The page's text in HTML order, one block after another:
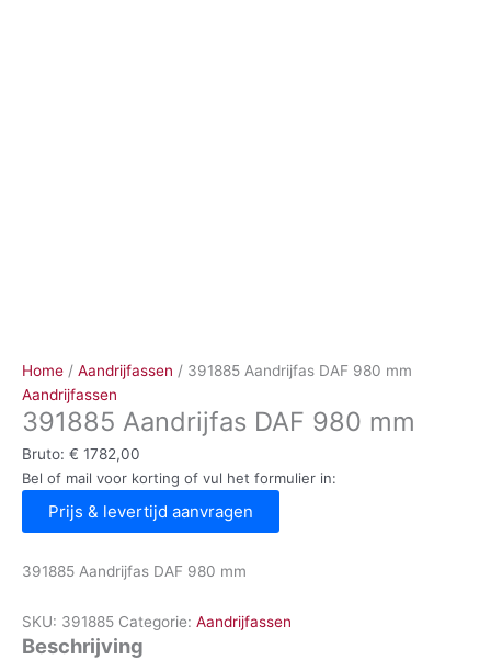
Home / Aandrijfassen / 391885 Aandrijfas DAF 980 mm
Aandrijfassen
391885 Aandrijfas DAF 980 mm
Bruto: € 1782,00
Bel of mail voor korting of vul het formulier in:
Prijs & levertijd aanvragen
391885 Aandrijfas DAF 980 mm
SKU: 391885 Categorie: Aandrijfassen
Beschrijving